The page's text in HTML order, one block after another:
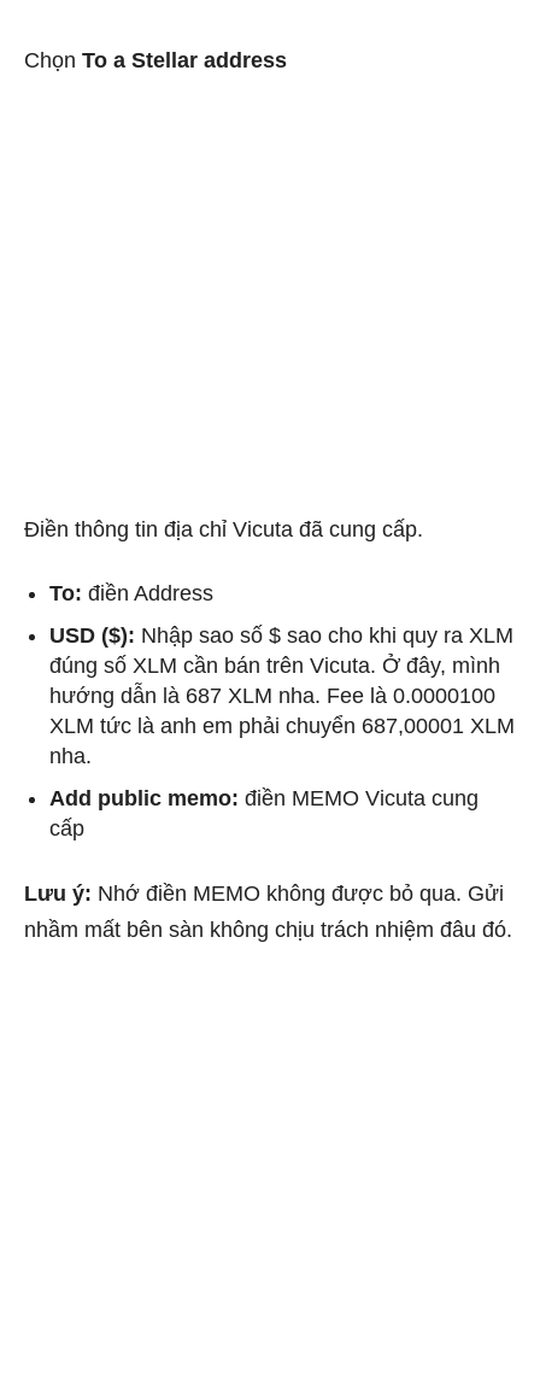
Chọn To a Stellar address
Điền thông tin địa chỉ Vicuta đã cung cấp.
To: điền Address
USD ($): Nhập sao số $ sao cho khi quy ra XLM
đúng số XLM cần bán trên Vicuta. Ở đây, mình
hướng dẫn là 687 XLM nha. Fee là 0.0000100
XLM tức là anh em phải chuyển 687,00001 XLM
nha.
Add public memo: điền MEMO Vicuta cung
cấp
Lưu ý: Nhớ điền MEMO không được bỏ qua. Gửi
nhầm mất bên sàn không chịu trách nhiệm đâu đó.